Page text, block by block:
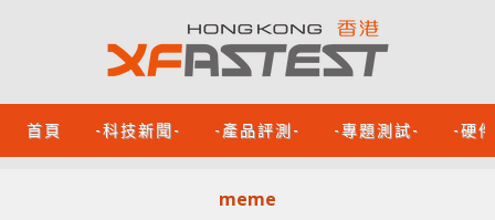
首頁 -科技新聞- -產品評測- -專題測試- -硬
meme